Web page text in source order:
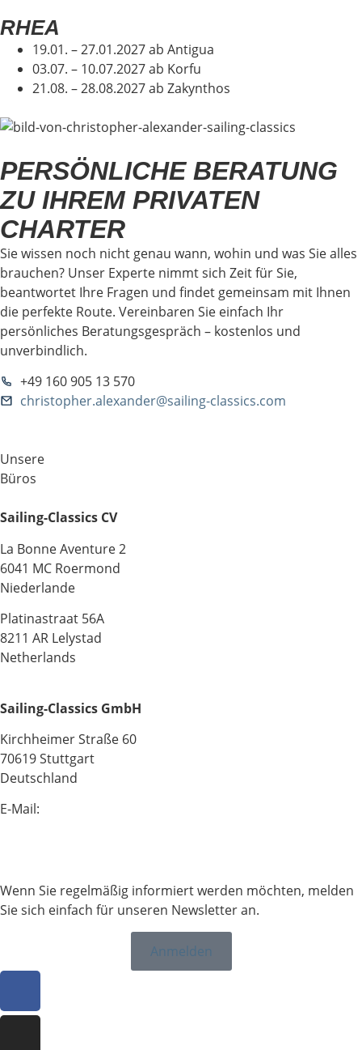
RHEA
19.01. – 27.01.2027 ab Antigua
03.07. – 10.07.2027 ab Korfu
21.08. – 28.08.2027 ab Zakynthos
PERSÖNLICHE BERATUNG
ZU IHREM PRIVATEN
CHARTER
Sie wissen noch nicht genau wann, wohin und was Sie alles
brauchen? Unser Experte nimmt sich Zeit für Sie,
beantwortet Ihre Fragen und findet gemeinsam mit Ihnen
die perfekte Route. Vereinbaren Sie einfach Ihr
persönliches Beratungsgespräch – kostenlos und
unverbindlich.
+49 160 905 13 570
christopher.alexander@sailing-classics.com
Unsere
Büros
Sailing-Classics CV
La Bonne Aventure 2
6041 MC Roermond
Niederlande
Platinastraat 56A
8211 AR Lelystad
Netherlands
Sailing-Classics GmbH
Kirchheimer Straße 60
70619 Stuttgart
Deutschland
E-Mail:
Wenn Sie regelmäßig informiert werden möchten, melden
Sie sich einfach für unseren Newsletter an.
Anmelden